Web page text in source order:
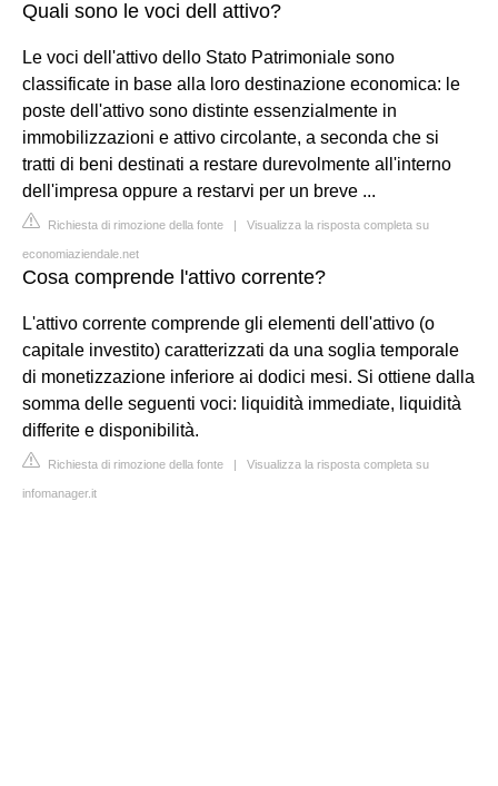
Quali sono le voci dell attivo?
Le voci dell'attivo dello Stato Patrimoniale sono
classificate in base alla loro destinazione economica: le
poste dell'attivo sono distinte essenzialmente in
immobilizzazioni e attivo circolante, a seconda che si
tratti di beni destinati a restare durevolmente all'interno
dell'impresa oppure a restarvi per un breve ...
Richiesta di rimozione della fonte | Visualizza la risposta completa su
economiaziendale.net
Cosa comprende l'attivo corrente?
L'attivo corrente comprende gli elementi dell'attivo (o
capitale investito) caratterizzati da una soglia temporale
di monetizzazione inferiore ai dodici mesi. Si ottiene dalla
somma delle seguenti voci: liquidità immediate, liquidità
differite e disponibilità.
Richiesta di rimozione della fonte | Visualizza la risposta completa su
infomanager.it